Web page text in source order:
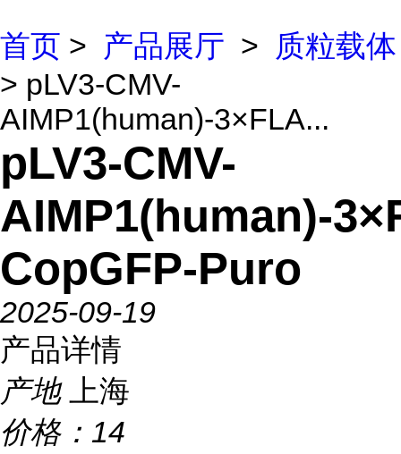
首页 > 产品展厅 >
质粒载体
> pLV3-CMV-
AIMP1(human)-3×FLA...
pLV3-CMV-
AIMP1(human)-
CopGFP-Puro
2025-09-19
产品详情
产地
上海
价格： 14